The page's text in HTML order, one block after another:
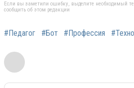
Если вы заметили ошибку, выделите необходимый
сообщить об этом редакции
#Педагог #Бот #Профессия